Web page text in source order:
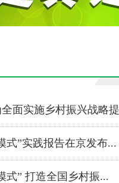
面实施乡村振兴战略
式”实践报告在京发布...
式” 打造全国乡村振...